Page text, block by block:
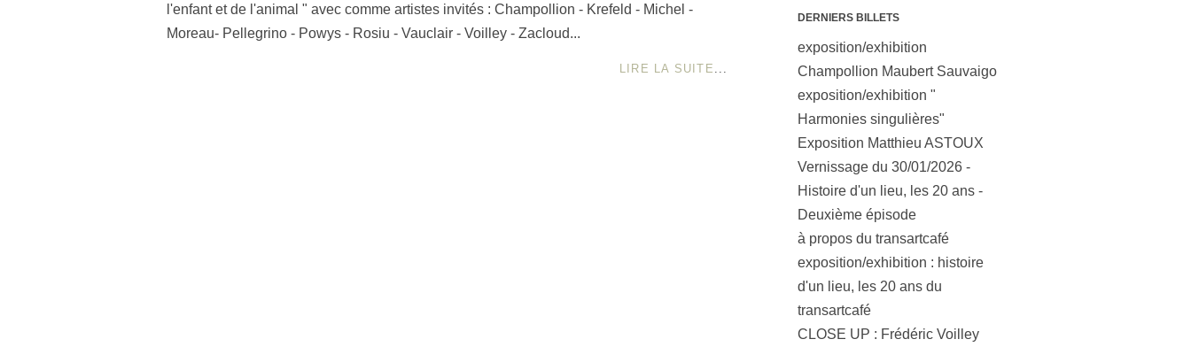
l'enfant et de l'animal " avec comme artistes invités : Champollion - Krefeld - Michel -
Moreau- Pellegrino - Powys - Rosiu - Vauclair - Voilley - Zacloud...
LIRE LA SUITE
DERNIERS BILLETS
exposition/exhibition
Champollion Maubert Sauvaigo
exposition/exhibition "
Harmonies singulières"
Exposition Matthieu ASTOUX
Vernissage du 30/01/2026 -
Histoire d'un lieu, les 20 ans -
Deuxième épisode
à propos du transartcafé
exposition/exhibition : histoire
d'un lieu, les 20 ans du
transartcafé
CLOSE UP : Frédéric Voilley